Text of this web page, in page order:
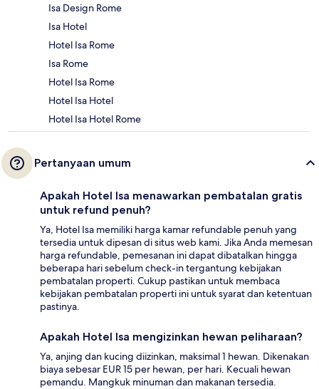
Isa Design Rome
Isa Hotel
Hotel Isa Rome
Isa Rome
Hotel Isa Rome
Hotel Isa Hotel
Hotel Isa Hotel Rome
Pertanyaan umum
Apakah Hotel Isa menawarkan pembatalan gratis
untuk refund penuh?
Ya, Hotel Isa memiliki harga kamar refundable penuh yang
tersedia untuk dipesan di situs web kami. Jika Anda memesan
harga refundable, pemesanan ini dapat dibatalkan hingga
beberapa hari sebelum check-in tergantung kebijakan
pembatalan properti. Cukup pastikan untuk membaca
kebijakan pembatalan properti ini untuk syarat dan ketentuan
pastinya.
Apakah Hotel Isa mengizinkan hewan peliharaan?
Ya, anjing dan kucing diizinkan, maksimal 1 hewan. Dikenakan
biaya sebesar EUR 15 per hewan, per hari. Kecuali hewan
pemandu. Mangkuk minuman dan makanan tersedia.